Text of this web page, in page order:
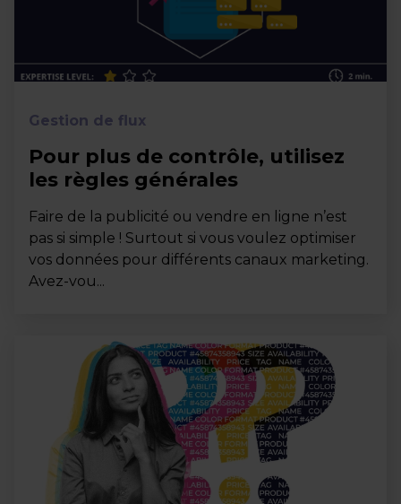
Gestion de flux
Pour plus de contrôle, utilisez
les règles générales
Faire de la publicité ou vendre en ligne n’est
pas si simple ! Surtout si vous voulez optimiser
vos données pour différents canaux marketing.
Avez-vou...